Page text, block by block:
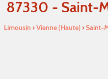
87330 - Saint-
Limousin ›Vienne (Haute)›Saint-